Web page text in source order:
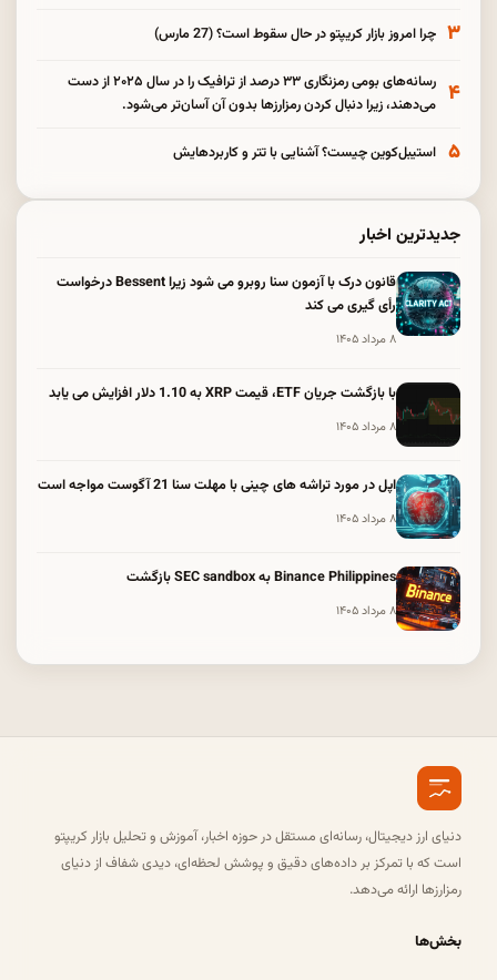
۳ چرا امروز بازار کریپتو در حال سقوط است؟ (27 مارس)
۴
رسانه‌های بومی رمزنگاری ۳۳ درصد از ترافیک را در سال ۲۰۲۵ از دست
می‌دهند، زیرا دنبال کردن رمزارزها بدون آن آسان‌تر می‌شود.
۵ استیبل‌کوین چیست؟ آشنایی با تتر و کاربردهایش
جدیدترین اخبار
قانون درک با آزمون سنا روبرو می شود زیرا Bessent درخواست
رأی گیری می کند
۸ مرداد ۱۴۰۵
با بازگشت جریان ETF، قیمت XRP به 1.10 دلار افزایش می یابد
۸ مرداد ۱۴۰۵
اپل در مورد تراشه های چینی با مهلت سنا 21 آگوست مواجه است
۸ مرداد ۱۴۰۵
Binance Philippines به SEC sandbox بازگشت
۸ مرداد ۱۴۰۵
دنیای ارز دیجیتال، رسانه‌ای مستقل در حوزه اخبار، آموزش و تحلیل بازار کریپتو
است که با تمرکز بر داده‌های دقیق و پوشش لحظه‌ای، دیدی شفاف از دنیای
رمزارزها ارائه می‌دهد.
بخش‌ها